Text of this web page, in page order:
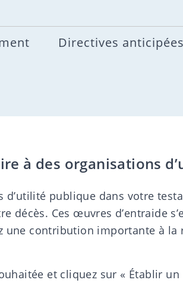
Directives
à des organisations
d’utilité publique dans votre
décès. Ces œuvres d’entraide
une contribution importante à
et cliquez sur « Établir